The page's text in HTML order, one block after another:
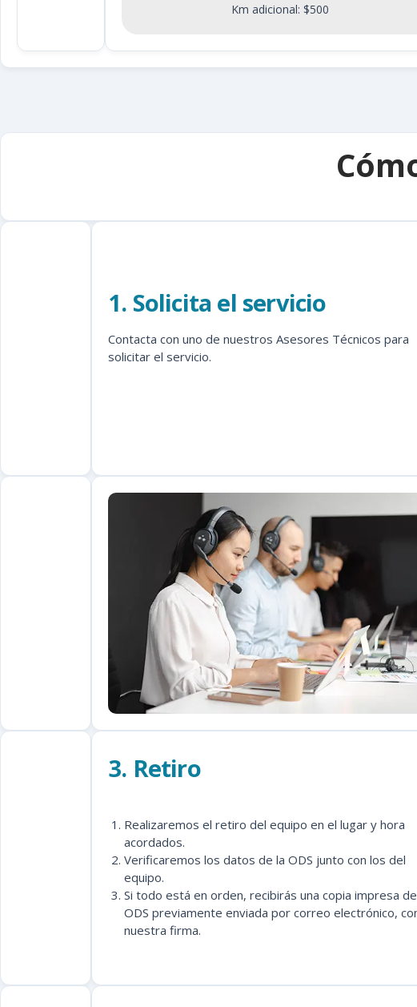
Km adicional: $500
1. Solicita el servicio
Contacta con uno de nuestros Asesores Técnicos para
solicitar el servicio.
3. Retiro
Realizaremos el retiro del equipo en el lugar y hora
acordados.
Verificaremos los datos de la ODS junto con los del
equipo.
Si todo está en orden, recibirás una copia impresa
ODS previamente enviada por correo electrónico,
nuestra firma.